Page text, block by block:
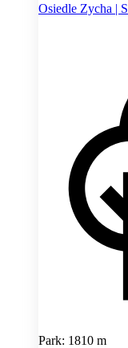
Osiedle Zycha |
Park: 1810 m